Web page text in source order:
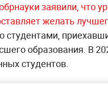
заявили, что
желать
студентами,
образования. В
студентов.